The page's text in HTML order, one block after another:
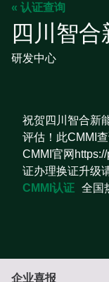
« 认证查询
四川智合
研发中心
祝贺四川智合新
评估！此CMMI
CMMI官网
证办理换证升级
CMMI认证 全国
企业喜报